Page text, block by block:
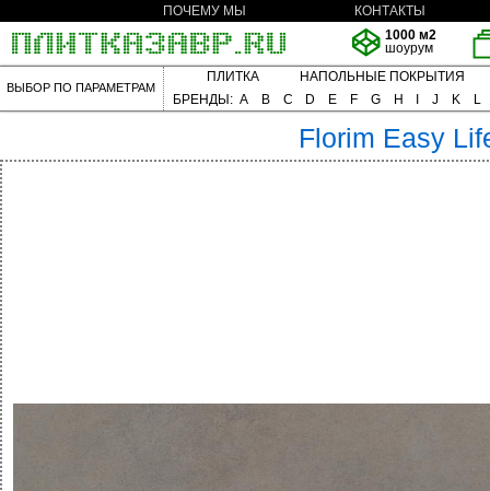
ПОЧЕМУ МЫ
КОНТАКТЫ
1000 м2
шоурум
ВЫБОР ПО ПАРАМЕТРАМ
ПЛИТКА
НАПОЛЬНЫЕ ПОКРЫТИЯ
БРЕНДЫ: A B C D E F G H J K L
Florim Easy